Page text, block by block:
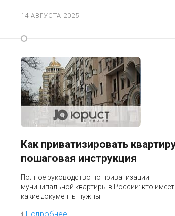
14 АВГУСТА 2025
Как приватизировать
пошаговая инструкция
Полное руководство по приватизации
муниципальной квартиры в России: кто имеет
какие документы нужны